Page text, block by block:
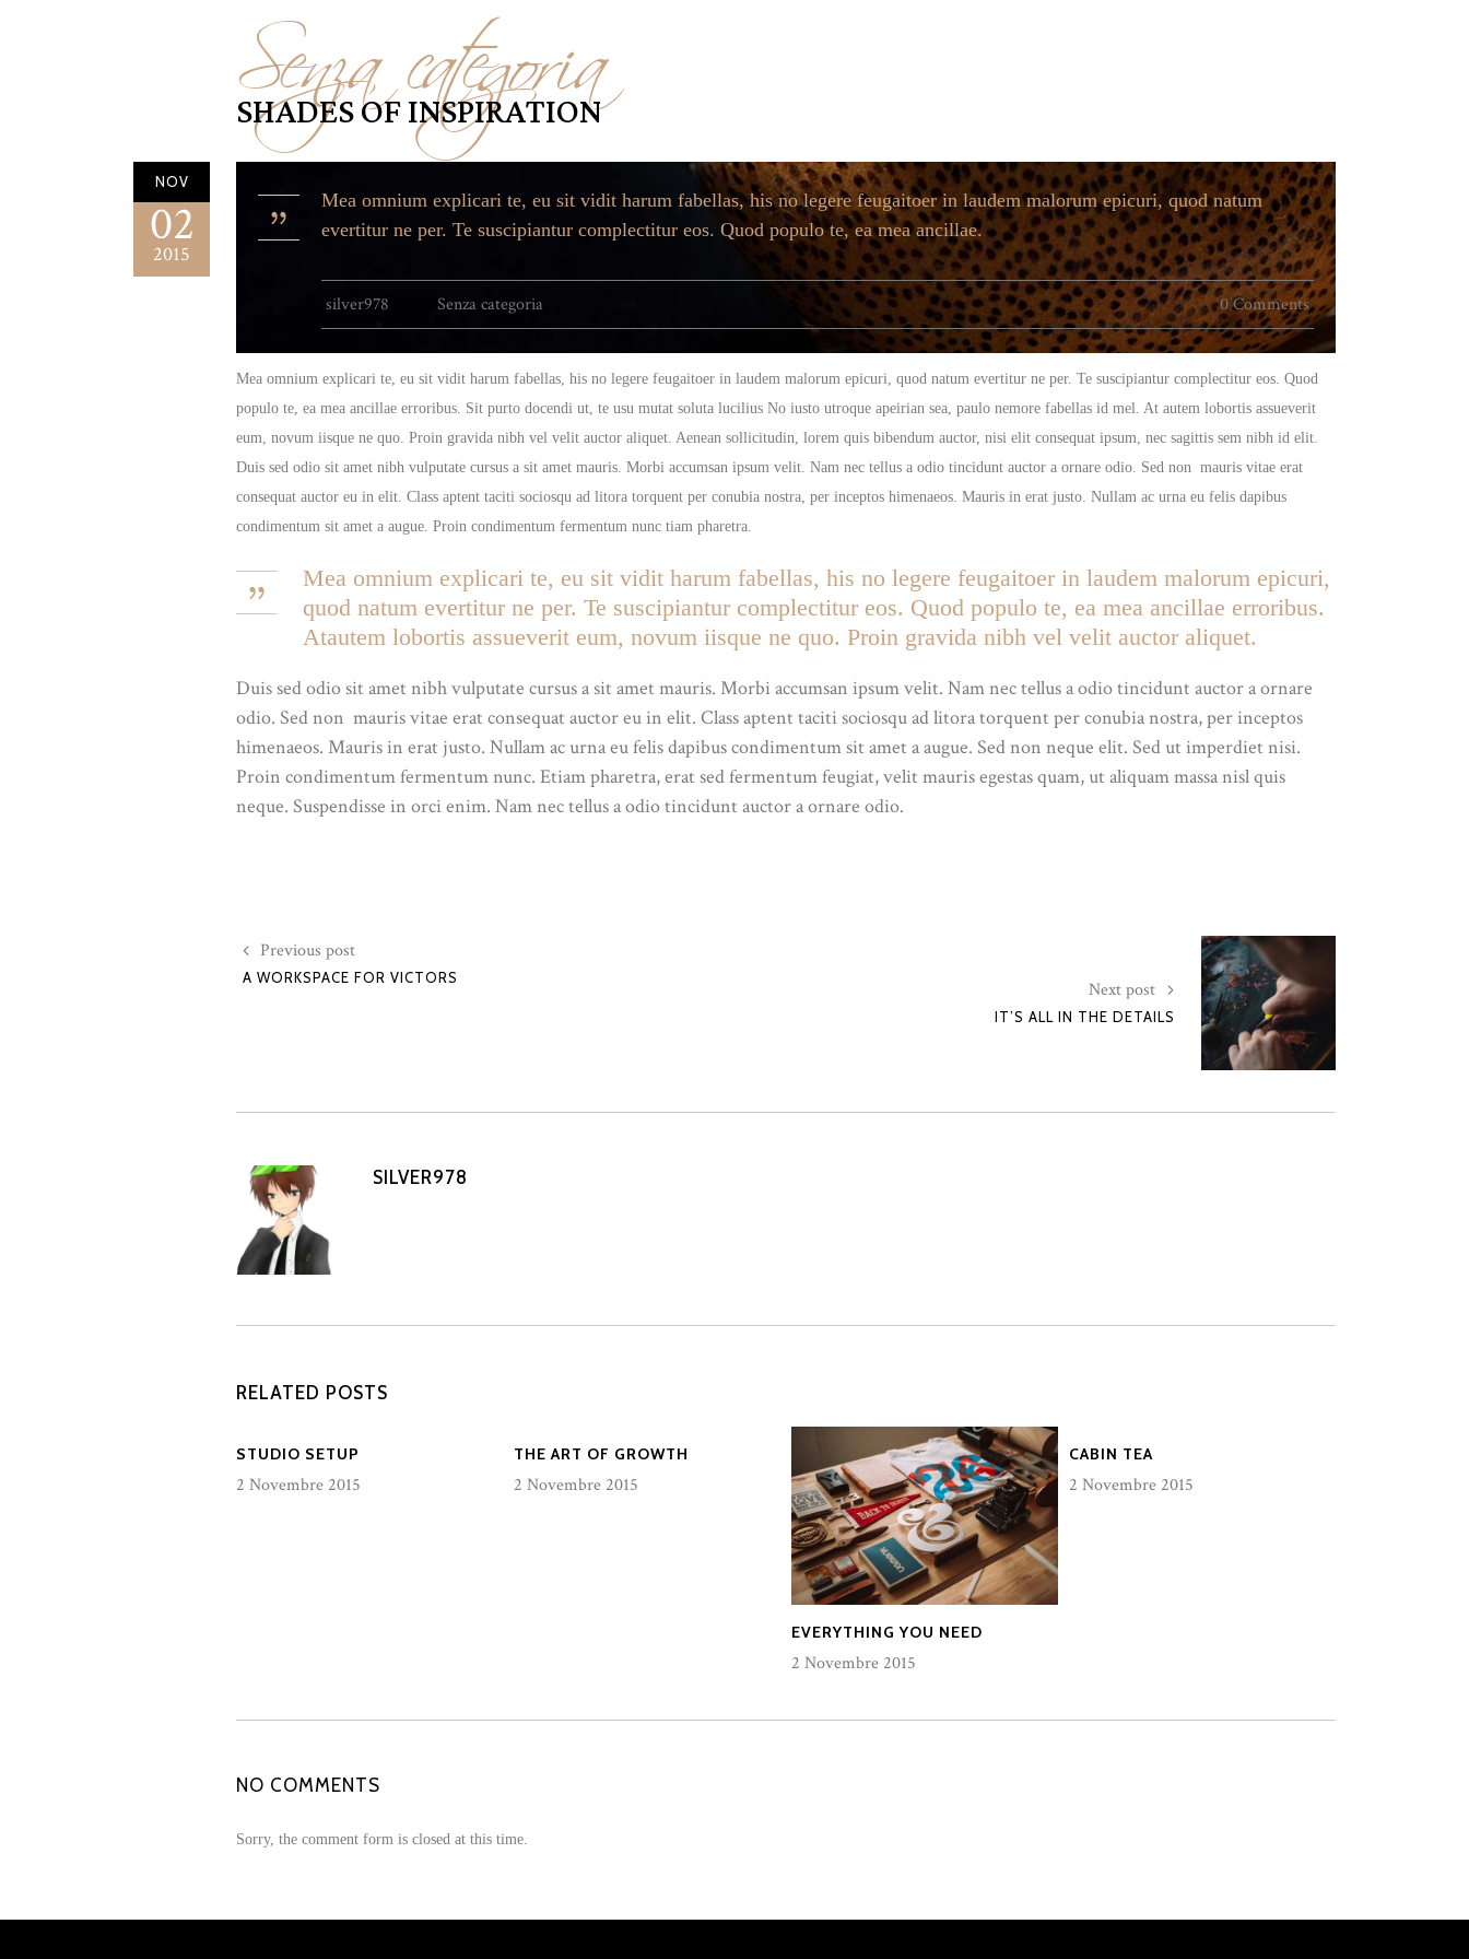
Senza categoria
SHADES OF INSPIRATION
NOV
02
2015
Mea omnium explicari te, eu sit vidit harum fabellas, his no legere feugaitoer in laudem malorum epicuri, quod natum
evertitur ne per. Te suscipiantur complectitur eos. Quod populo te, ea mea ancillae.
silver978 Senza categoria 0 Comments
Mea omnium explicari te, eu sit vidit harum fabellas, his no legere feugaitoer in laudem malorum epicuri, quod natum evertitur ne per. Te suscipiantur complectitur eos. Quod
populo te, ea mea ancillae erroribus. Sit purto docendi ut, te usu mutat soluta lucilius No iusto utroque apeirian sea, paulo nemore fabellas id mel. At autem lobortis assueverit
eum, novum iisque ne quo. Proin gravida nibh vel velit auctor aliquet. Aenean sollicitudin, lorem quis bibendum auctor, nisi elit consequat ipsum, nec sagittis sem nibh id elit.
Duis sed odio sit amet nibh vulputate cursus a sit amet mauris. Morbi accumsan ipsum velit. Nam nec tellus a odio tincidunt auctor a ornare odio. Sed non mauris vitae erat
consequat auctor eu in elit. Class aptent taciti sociosqu ad litora torquent per conubia nostra, per inceptos himenaeos. Mauris in erat justo. Nullam ac urna eu felis dapibus
condimentum sit amet a augue. Proin condimentum fermentum nunc tiam pharetra.
Mea omnium explicari te, eu sit vidit harum fabellas, his no legere feugaitoer in laudem malorum epicuri,
quod natum evertitur ne per. Te suscipiantur complectitur eos. Quod populo te, ea mea ancillae erroribus.
Atautem lobortis assueverit eum, novum iisque ne quo. Proin gravida nibh vel velit auctor aliquet.
Duis sed odio sit amet nibh vulputate cursus a sit amet mauris. Morbi accumsan ipsum velit. Nam nec tellus a odio tincidunt auctor a ornare
odio. Sed non mauris vitae erat consequat auctor eu in elit. Class aptent taciti sociosqu ad litora torquent per conubia nostra, per inceptos
himenaeos. Mauris in erat justo. Nullam ac urna eu felis dapibus condimentum sit amet a augue. Sed non neque elit. Sed ut imperdiet nisi.
Proin condimentum fermentum nunc. Etiam pharetra, erat sed fermentum feugiat, velit mauris egestas quam, ut aliquam massa nisl quis
neque. Suspendisse in orci enim. Nam nec tellus a odio tincidunt auctor a ornare odio.
Previous post
A WORKSPACE FOR VICTORS
Next post
IT’S ALL IN THE DETAILS
SILVER978
RELATED POSTS
STUDIO SETUP
2 Novembre 2015
THE ART OF GROWTH
2 Novembre 2015
EVERYTHING YOU NEED
2 Novembre 2015
CABIN TEA
2 Novembre 2015
NO COMMENTS
Sorry, the comment form is closed at this time.